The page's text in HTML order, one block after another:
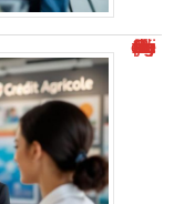
Puis-je déposer un chèque dans une autre agence Crédit Agricole ?